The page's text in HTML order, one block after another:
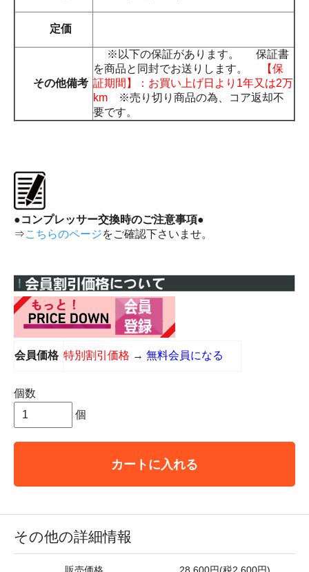
定価
その他備考
※以下の保証があります。 保証書
を商品と同封でお送りします。
【保
証期間】：お買い上げ日より1年又は2万
km ※売り切り商品の為、コア返却不
要です。
●コンプレッサー交換時のご注意事項●
⇒こちらのページをご確認下さいませ。
会員価格 特別割引価格 → 無料会員になる
個数
個
カートに入れる
その他の詳細情報